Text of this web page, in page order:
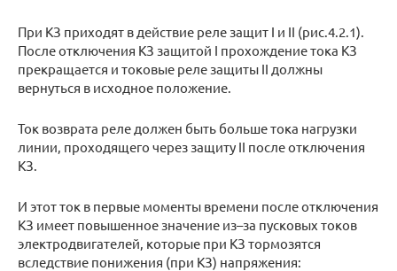
При КЗ приходят в действие реле защит I и II (рис.4.2.1).
После отключения КЗ защитой I прохождение тока КЗ
прекращается и токовые реле защиты II должны
вернуться в исходное положение.
Ток возврата реле должен быть больше тока нагрузки
линии, проходящего через защиту II после отключения
КЗ.
И этот ток в первые моменты времени после отключения
КЗ имеет повышенное значение из–за пусковых токов
электродвигателей, которые при КЗ тормозятся
вследствие понижения (при КЗ) напряжения: